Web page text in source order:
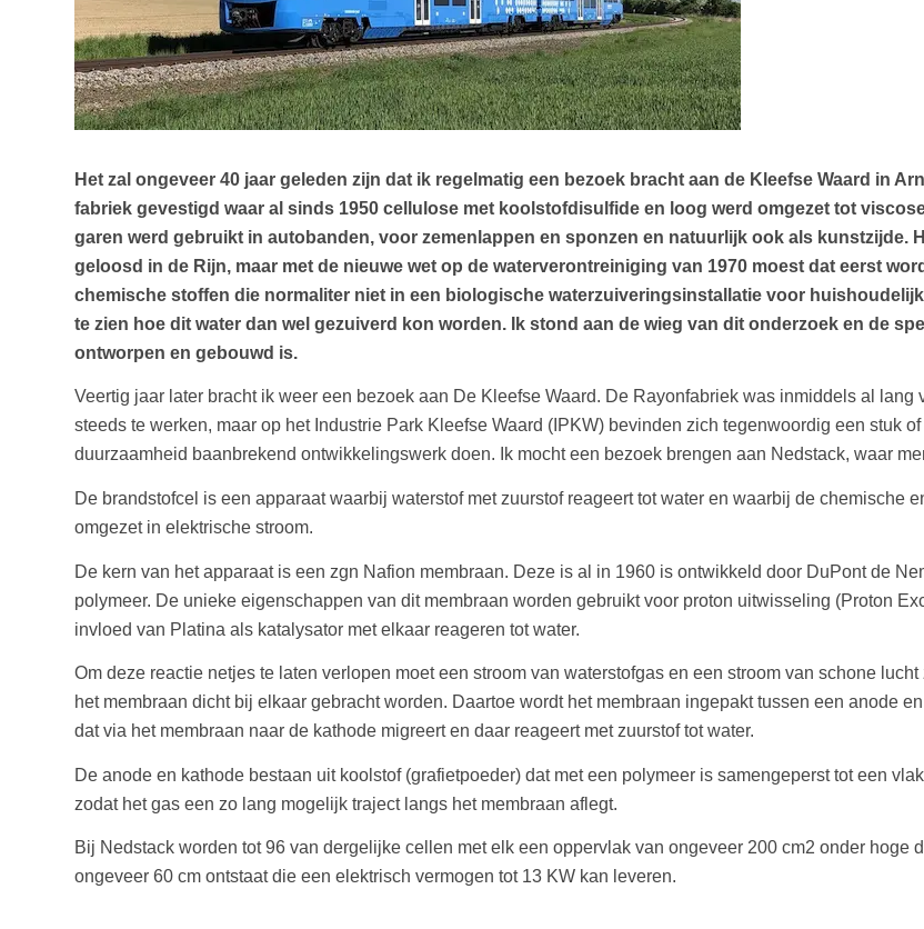
Het zal ongeveer 40 jaar geleden zijn dat ik regelmatig een bezoek bracht aan de Kleefse Waard in
fabriek gevestigd waar al sinds 1950 cellulose met koolstofdisulfide en loog werd omgezet tot
garen werd gebruikt in autobanden, voor zemenlappen en sponzen en natuurlijk ook als kunstzijde.
geloosd in de Rijn, maar met de nieuwe wet op de waterverontreiniging van 1970 moest dat eerst
chemische stoffen die normaliter niet in een biologische waterzuiveringsinstallatie voor
te zien hoe dit water dan wel gezuiverd kon worden. Ik stond aan de wieg van dit onderzoek en de
ontworpen en gebouwd is.
Veertig jaar later bracht ik weer een bezoek aan De Kleefse Waard. De Rayonfabriek was inmiddels al
steeds te werken, maar op het Industrie Park Kleefse Waard (IPKW) bevinden zich tegenwoordig een stuk
duurzaamheid baanbrekend ontwikkelingswerk doen. Ik mocht een bezoek brengen aan Nedstack, waar
De brandstofcel is een apparaat waarbij waterstof met zuurstof reageert tot water en waarbij de chemische
omgezet in elektrische stroom.
De kern van het apparaat is een zgn Nafion membraan. Deze is al in 1960 is ontwikkeld door DuPont de
polymeer. De unieke eigenschappen van dit membraan worden gebruikt voor proton uitwisseling (Proton
invloed van Platina als katalysator met elkaar reageren tot water.
Om deze reactie netjes te laten verlopen moet een stroom van waterstofgas en een stroom van schone
het membraan dicht bij elkaar gebracht worden. Daartoe wordt het membraan ingepakt tussen een anode
dat via het membraan naar de kathode migreert en daar reageert met zuurstof tot water.
De anode en kathode bestaan uit koolstof (grafietpoeder) dat met een polymeer is samengeperst tot een
zodat het gas een zo lang mogelijk traject langs het membraan aflegt.
Bij Nedstack worden tot 96 van dergelijke cellen met elk een oppervlak van ongeveer 200 cm2 onder hoge
ongeveer 60 cm ontstaat die een elektrisch vermogen tot 13 KW kan leveren.